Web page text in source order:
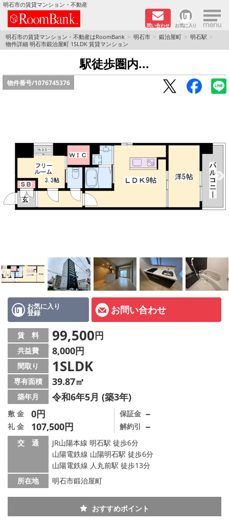
明石市の賃貸マンション・不動産
問い合わせ お気に入り ×
TOPページ
分譲マンションシリーズ
リノベーション物件
路線·駅から探す
地域から探す
地図から探す
スタッフ紹介ページ
LINE公式アカウント
店舗情報·アクセス
会社概要
メールでお問い合わせ
明石市の賃貸マンション・不動産はRoomBank 明石市 鍛治屋町
明石駅
物件詳細 明石市鍛治屋町 1SLDK 賃貸マンション
駅徒歩圏内...
物件番号/1076745376
お気に入り
登録 お問い合わせ
賃 料 99,500円
共益費 8,000円
間取り 1SLDK
専有面積 39.87㎡
築年月 令和6年5月 (築3年)
敷 金 0円
礼 金 107,500円
保証金 －
解約引 －
交 通
JR山陽本線 明石駅 徒歩6分
山陽電鉄線 山陽明石駅 徒歩6分
山陽電鉄線 人丸前駅 徒歩13分
所在地
明石市鍛治屋町
おすすめポイント